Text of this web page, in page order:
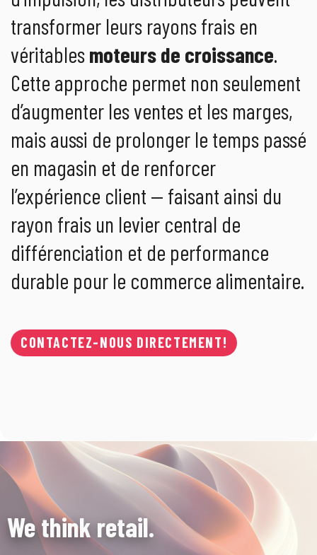
transformer leurs rayons frais en
véritablesmoteurs de croissance.
Cette approche permet non seulement
d’augmenter les ventes et les marges,
mais aussi de prolonger le temps passé
en magasin et de renforcer
l’expérience client — faisant ainsi du
rayon frais un levier central de
différenciation et de performance
durable pour le commerce alimentaire.
CONTACTEZ-NOUS DIRECTEMENT!
We think retail.